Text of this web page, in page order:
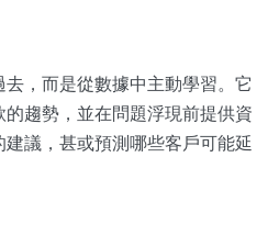
，而是從數據中主動學習。它
趨勢，並在問題浮現前提供資
議，甚或預測哪些客戶可能延